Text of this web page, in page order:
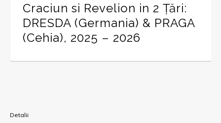
Craciun si Revelion in 2 Țări:
DRESDA (Germania) & PRAGA
(Cehia), 2025 – 2026
Detalii